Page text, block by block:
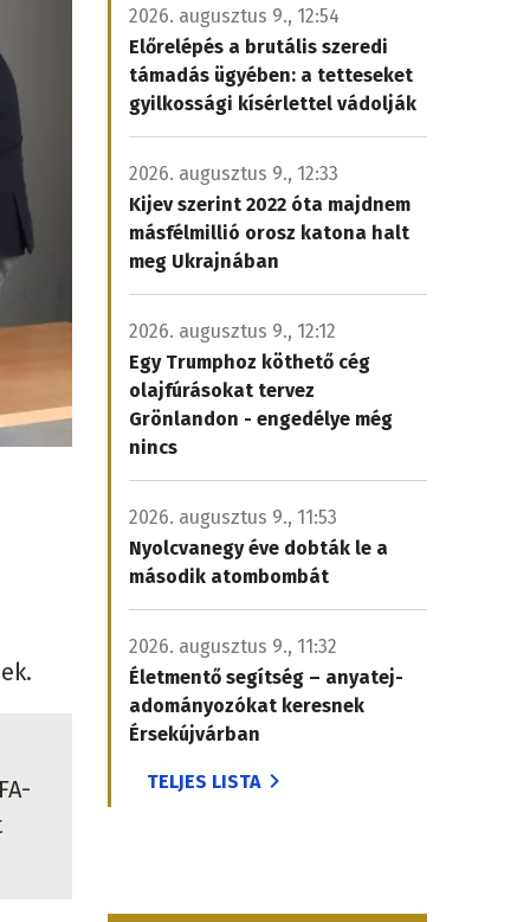
2026. augusztus 9., 12:54
Előrelépés a brutális szeredi
támadás ügyében: a tetteseket
gyilkossági kísérlettel vádolják
2026. augusztus 9., 12:33
Kijev szerint 2022 óta majdnem
másfélmillió orosz katona halt
meg Ukrajnában
2026. augusztus 9., 12:12
Egy Trumphoz köthető cég
olajfúrásokat tervez
Grönlandon - engedélye még
nincs
2026. augusztus 9., 11:53
Nyolcvanegy éve dobták le a
második atombombát
2026. augusztus 9., 11:32
Életmentő segítség – anyatej-
adományozókat keresnek
Érsekújvárban
TELJES LISTA